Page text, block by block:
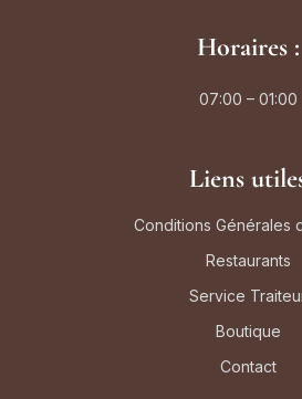
Horaires :
07:00 – 01:00
Liens
Conditions Générales
Restaurants
Service
Boutique
Contact